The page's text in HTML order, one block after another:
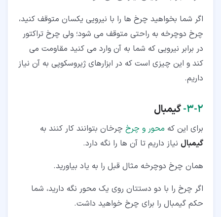
اگر شما بخواهید چرخ ها را با نیرویی یکسان متوقف کنید،
چرخ دوچرخه به راحتی متوقف می شود؛ ولی چرخ تراکتور
در برابر نیرویی که شما به آن وارد می کنید مقاومت می
کند و این چیزی است که در ابزارهای ژیروسکوپی به آن نیاز
داریم.
۲‏-‏۳‏- گیمبال
برای این که محور و چرخ چرخان بتوانند کار کنند به
گیمبال نیاز داریم تا آن ها را نگه دارد.
همان چرخ دوچرخه مثال قبل را به یاد بیاورید.
اگر چرخ را با دو دستتان روی یک محور نگه دارید، شما
حکم گیمبال را برای چرخ خواهید داشت.